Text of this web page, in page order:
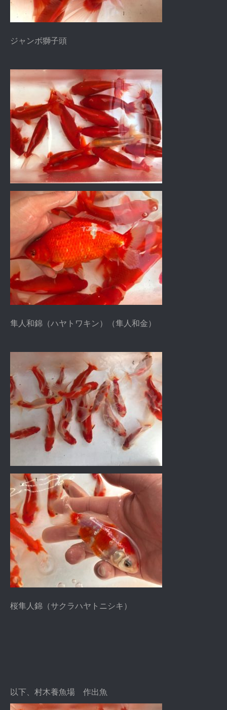
ジャンボ獅子頭
隼人和錦（ハヤトワキン）（隼人和金）
桜隼人錦（サクラハヤトニシキ）
以下、村木養魚場 作出魚